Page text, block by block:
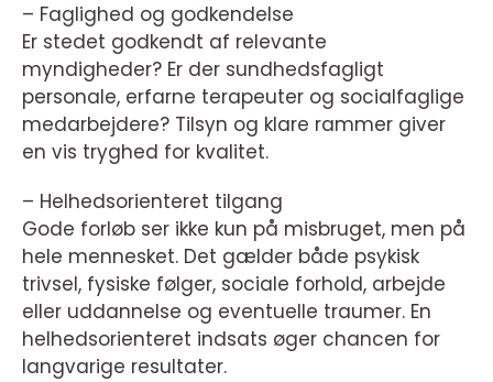
– Faglighed og godkendelse
Er stedet godkendt af relevante
myndigheder? Er der sundhedsfagligt
personale, erfarne terapeuter og socialfaglige
medarbejdere? Tilsyn og klare rammer giver
en vis tryghed for kvalitet.
– Helhedsorienteret tilgang
Gode forløb ser ikke kun på misbruget, men på
hele mennesket. Det gælder både psykisk
trivsel, fysiske følger, sociale forhold, arbejde
eller uddannelse og eventuelle traumer. En
helhedsorienteret indsats øger chancen for
langvarige resultater.